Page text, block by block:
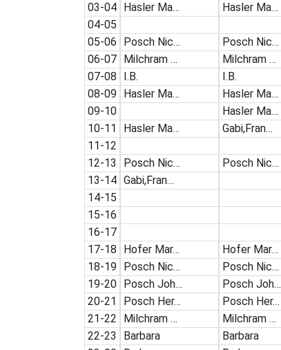
03-04
04-05
05-06
06-07
07-08
08-09
09-10
10-11
11-12
12-13
13-14
14-15
15-16
16-17
17-18
18-19
19-20
20-21
21-22
22-23
Hasler Ma…
Posch Nic…
Milchram …
I.B.
Hasler Ma…
Hasler Ma…
Posch Nic…
Gabi,Fran…
Hofer Mar…
Posch Nic…
Posch Joh…
Posch Her…
Milchram …
Barbara
Hasler Ma…
Posch Nic…
Milchram …
I.B.
Hasler Ma…
Hasler Ma…
Gabi,Fran…
Posch Nic…
Hofer Mar…
Posch Nic…
Posch Joh…
Posch Her…
Milchram …
Barbara